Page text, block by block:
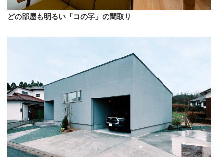
どの部屋も明るい「コの字」の間取り